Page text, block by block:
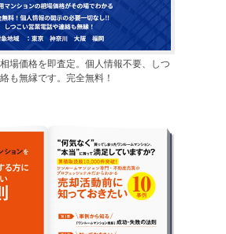
場価格を即査定。個人情報不要、しつ
も無縁です。完全無料！